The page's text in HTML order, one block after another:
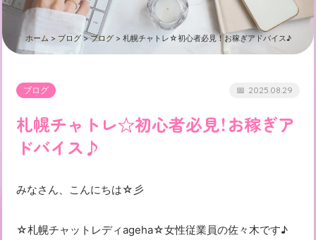
ホーム > ブログ>ブログ> 札幌チャトレ☆初心者必見！お稼ぎアドバイス♪
ブログ 2025.08.29
札幌チャトレ☆初心者必見！お稼ぎア
ドバイス♪
みなさん、こんにちは☆彡
☆札幌チャットレディageha☆女性従業員の佐々木です♪